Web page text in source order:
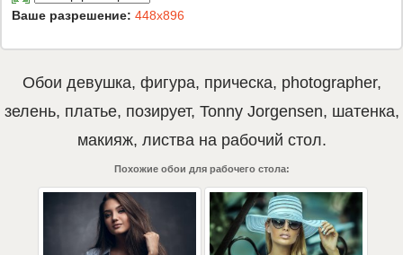
Ваше разрешение: 448x896
Обои девушка, фигура, прическа, photographer,
зелень, платье, позирует, Tonny Jorgensen, шатенка,
макияж, листва на рабочий стол.
Похожие обои для рабочего стола: